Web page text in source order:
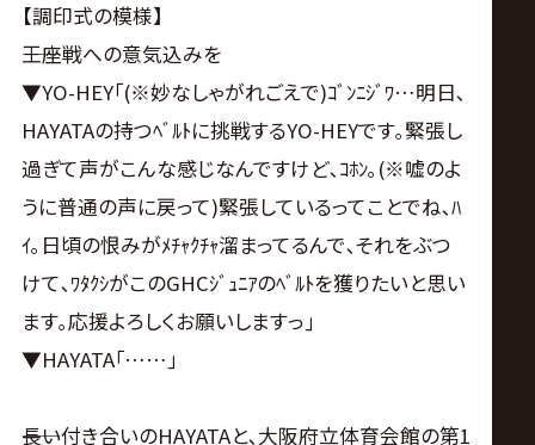
式
サ
イ
ト
【調印式の模様】
――王座戦への意気込みを
▼YO-HEY｢(※妙なしゃがれごえで)ｺﾞﾝﾆｼﾞﾜ…明日､
HAYATAの持つﾍﾞﾙﾄに挑戦するYO-HEYです｡緊張し
過ぎて声がこんな感じなんですけど､ｺﾎﾝ｡(※嘘のよ
うに普通の声に戻って)緊張しているってことでね､ﾊ
ｲ｡日頃の恨みがﾒﾁｬｸﾁｬ溜まってるんで､それをぶつ
けて､ﾜﾀｸｼがこのGHCｼﾞｭﾆｱのﾍﾞﾙﾄを獲りたいと思い
ます｡応援よろしくお願いしますっ｣
▼HAYATA｢……｣
――長い付き合いのHAYATAと､大阪府立体育会館の第1